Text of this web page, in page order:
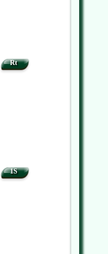
Rt
1S